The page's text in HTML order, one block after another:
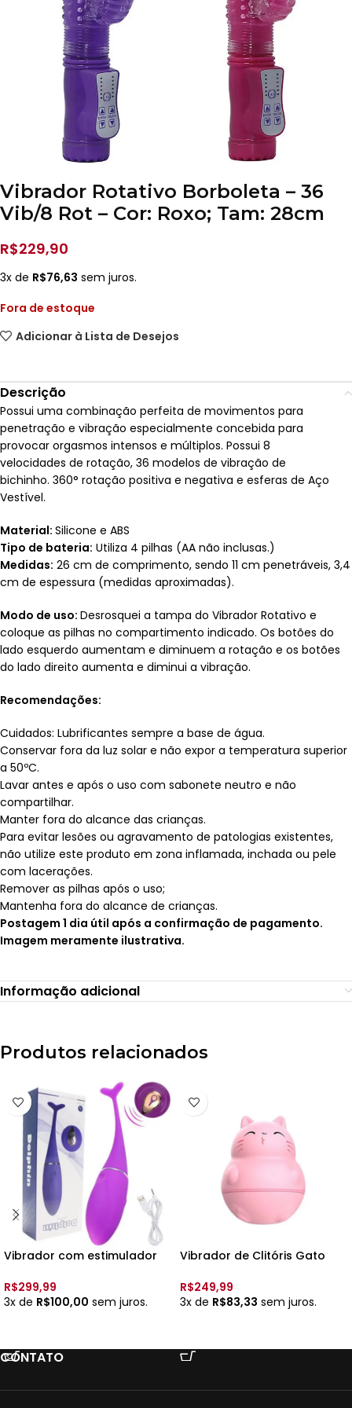
Vibrador Rotativo Borboleta – 36
Vib/8 Rot – Cor: Roxo; Tam: 28cm
R$229,90
3x de R$76,63 sem juros.
Fora de estoque
Adicionar à Lista de Desejos
Descrição
Possui uma combinação perfeita de movimentos para
penetração e vibração especialmente concebida para
provocar orgasmos intensos e múltiplos. Possui 8
velocidades de rotação, 36 modelos de vibração de
bichinho. 360° rotação positiva e negativa e esferas de Aço
Vestível.
Material: Silicone e ABS
Tipo de bateria: Utiliza 4 pilhas (AA não inclusas.)
Medidas: 26 cm de comprimento, sendo 11 cm penetráveis, 3,4
cm de espessura (medidas aproximadas).
Modo de uso: Desrosquei a tampa do Vibrador Rotativo e
coloque as pilhas no compartimento indicado. Os botões do
lado esquerdo aumentam e diminuem a rotação e os botões
do lado direito aumenta e diminui a vibração.
Recomendações:
Cuidados: Lubrificantes sempre a base de água.
Conservar fora da luz solar e não expor a temperatura superior
a 50ºC.
Lavar antes e após o uso com sabonete neutro e não
compartilhar.
Manter fora do alcance das crianças.
Para evitar lesões ou agravamento de patologias existentes,
não utilize este produto em zona inflamada, inchada ou pele
com lacerações.
Remover as pilhas após o uso;
Mantenha fora do alcance de crianças.
Postagem 1 dia útil após a confirmação de pagamento.
Imagem meramente ilustrativa.
Informação adicional
Produtos relacionados
Vibrador com estimulador
R$299,99
3x de R$100,00 sem juros.
Vibrador de Clitóris Gato
8252 –
R$249,99
3x de R$83,33 sem juros.
CONTATO